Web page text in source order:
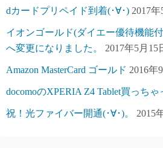
dカードプリペイド到着(･∀･) 2017年
イオンゴールド(ダイエー優待機能
へ変更になりました。
2017年5月15
Amazon MasterCard ゴールド 2016年
docomoのXPERIA Z4 Tablet買っちゃ
祝！光ファイバー開通(･∀･)。 2015